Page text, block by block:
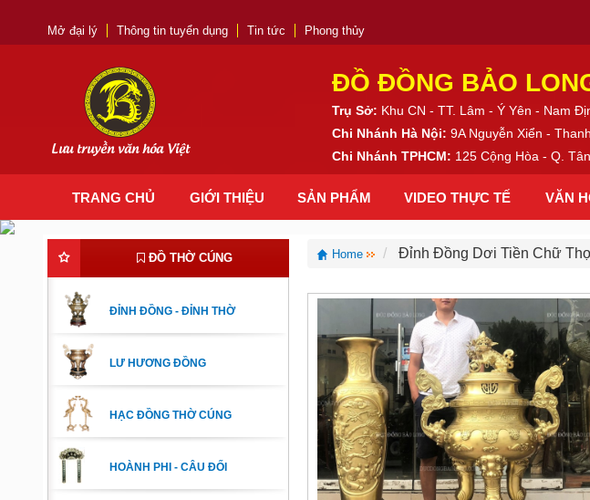
Mở đại lý Thông tin tuyển dụng Tin tức Phong thủy
Lưu truyền văn hóa Việt
ĐỒ ĐỒNG BẢO
Trụ Sở: Khu CN - TT. Lâm - Ý Yên - Nam
Chi Nhánh Hà Nội:9A Nguyễn Xiển -
Chi Nhánh TPHCM: 125 Cộng Hòa - Q.
TRANG CHỦ GIỚI THIỆU SẢN PHẨM VIDEO THỰC TẾ VĂN
ĐỒ THỜ CÚNG
ĐỈNH ĐỒNG - ĐỈNH THỜ
LƯ HƯƠNG ĐỒNG
HẠC ĐỒNG THỜ CÚNG
HOÀNH PHI - CÂU ĐỐI
Home Đỉnh Đồng Dơi Tiền Chữ